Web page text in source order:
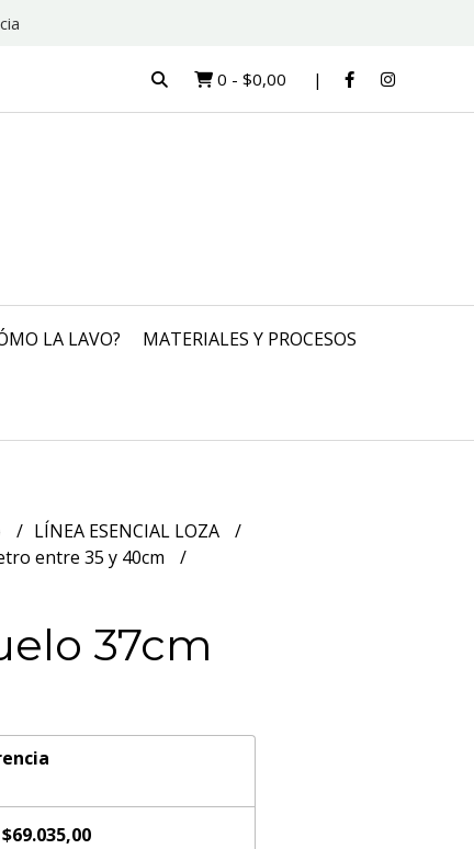
0 - $0,00
LA LAVO? MATERIALES Y PROCESOS
LÍNEA ESENCIAL LOZA
entre 35 y 40cm
37cm
$69.035,00